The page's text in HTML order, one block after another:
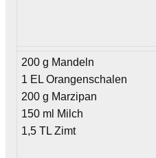
200 g Mandeln
1 EL Orangenschalen
200 g Marzipan
150 ml Milch
1,5 TL Zimt